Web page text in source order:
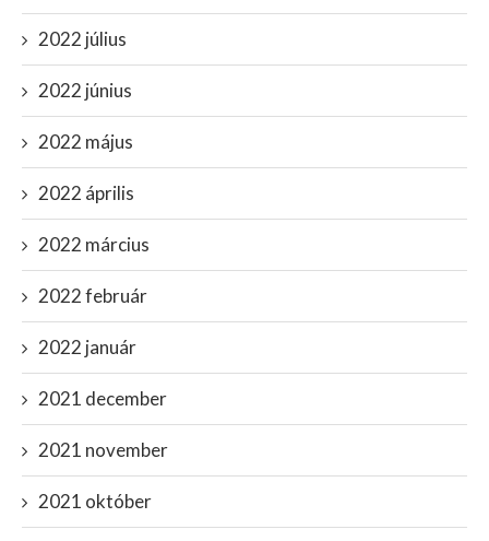
2022 július
2022 június
2022 május
2022 április
2022 március
2022 február
2022 január
2021 december
2021 november
2021 október